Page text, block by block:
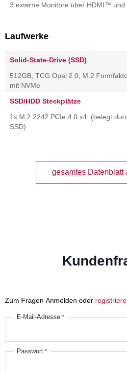
3 externe Monitore über HDMI™
Laufwerke
Solid-State-Drive (SSD)
512GB, TCG Opal 2.0, M.2
mit NVMe
SSD/HDD Steckplätze
1x M.2 2242 PCIe 4.0 x4, (belegt
SSD)
gesamtes Datenblatt
Zum Fragen Anmelden oder
E-Mail-Adresse
Passwort